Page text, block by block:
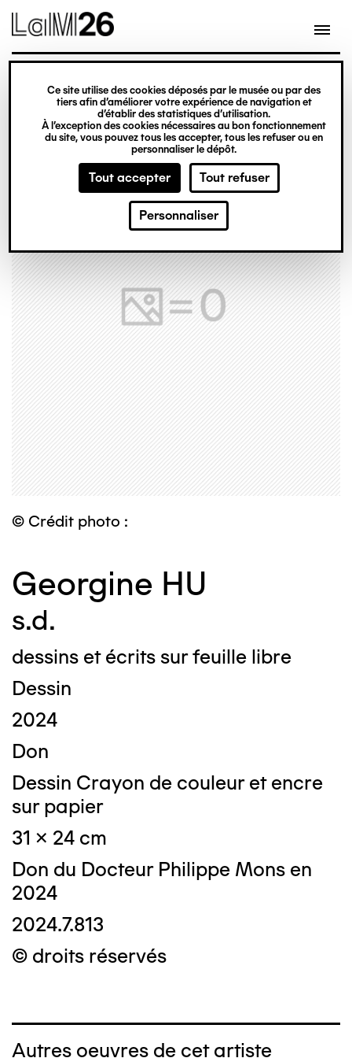
Gestion des cookies
Ce site utilise des cookies déposés par le musée ou par des
tiers afin d’améliorer votre expérience de navigation et
d’établir des statistiques d’utilisation.
À l’exception des cookies nécessaires au bon fonctionnement
du site, vous pouvez tous les accepter, tous les refuser ou en
personnaliser le dépôt.
Tout accepter Tout refuser
Personnaliser
contenu
© Crédit photo :
Georgine HU
s.d.
dessins et écrits sur feuille libre
Dessin
2024
Don
Dessin Crayon de couleur et encre
sur papier
31 x 24 cm
Don du Docteur Philippe Mons en
2024
2024.7.813
© droits réservés
Autres oeuvres de cet artiste